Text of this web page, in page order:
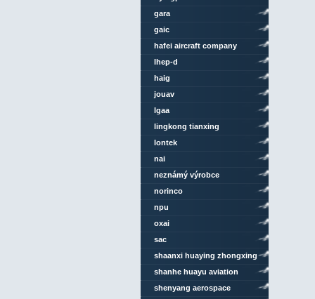
gara
gaic
hafei aircraft company
lhep-d
haig
jouav
lgaa
lingkong tianxing
technology
lontek
nai
neznámý výrobce
norinco
npu
oxai
sac
shaanxi huaying zhongxing
aviation technology
shanhe huayu aviation
shenyang aerospace